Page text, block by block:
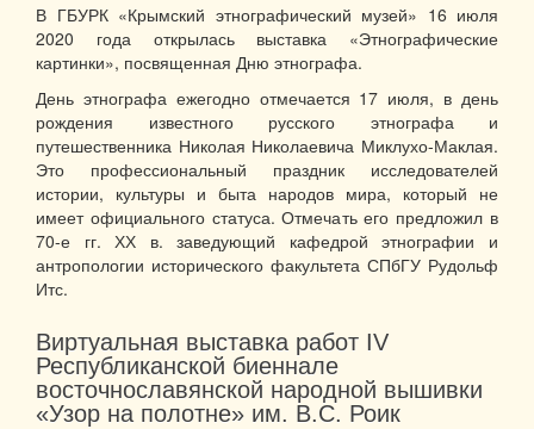
В ГБУРК «Крымский этнографический музей» 16 июля
2020 года открылась выставка «Этнографические
картинки», посвященная Дню этнографа.
День этнографа ежегодно отмечается 17 июля, в день
рождения известного русского этнографа и
путешественника Николая Николаевича Миклухо-Маклая.
Это профессиональный праздник исследователей
истории, культуры и быта народов мира, который не
имеет официального статуса. Отмечать его предложил в
70-е гг. ХХ в. заведующий кафедрой этнографии и
антропологии исторического факультета СПбГУ Рудольф
Итс.
Виртуальная выставка работ IV
Республиканской биеннале
восточнославянской народной вышивки
«Узор на полотне» им. В.С. Роик